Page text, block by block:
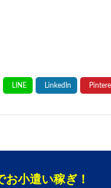
小遣い稼ぎ！